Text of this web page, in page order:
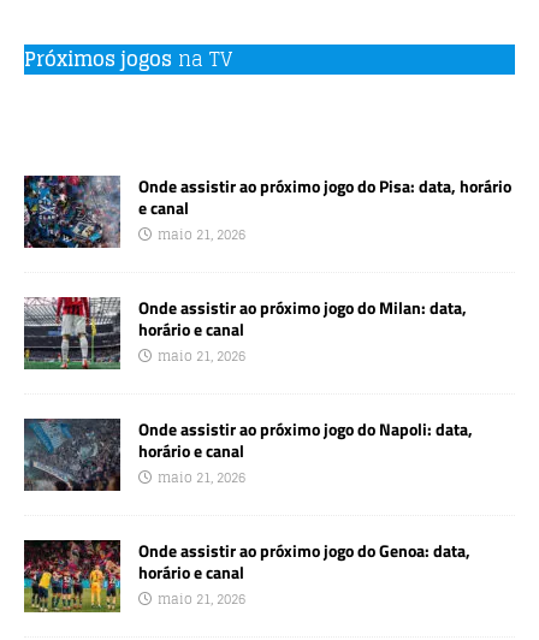
Próximos jogos na TV
Onde assistir ao próximo jogo do Pisa: data, horário
e canal
maio 21, 2026
Onde assistir ao próximo jogo do Milan: data,
horário e canal
maio 21, 2026
Onde assistir ao próximo jogo do Napoli: data,
horário e canal
maio 21, 2026
Onde assistir ao próximo jogo do Genoa: data,
horário e canal
maio 21, 2026